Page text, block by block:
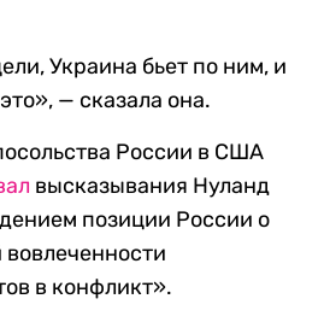
Украина бьет по ним, и
— сказала она.
России в США
высказывания Нуланд
позиции России о
в конфликт».